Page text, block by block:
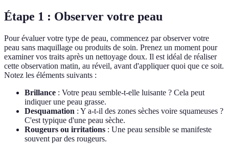
Étape 1 : Observer votre peau
Pour évaluer votre type de peau, commencez par observer votre
peau sans maquillage ou produits de soin. Prenez un moment pour
examiner vos traits après un nettoyage doux. Il est idéal de réaliser
cette observation matin, au réveil, avant d'appliquer quoi que ce soit.
Notez les éléments suivants :
Brillance : Votre peau semble-t-elle luisante ? Cela peut
indiquer une peau grasse.
Desquamation : Y a-t-il des zones sèches voire squameuses ?
C'est typique d'une peau sèche.
Rougeurs ou irritations : Une peau sensible se manifeste
souvent par des rougeurs.